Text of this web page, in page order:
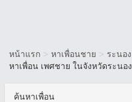
หน้าแรก > หาเพื่อนชาย > ระนอง
หาเพื่อน เพศชาย ในจังหวัดระนอง
ค้นหาเพื่อน